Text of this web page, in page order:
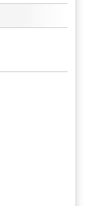
attribution sous CC